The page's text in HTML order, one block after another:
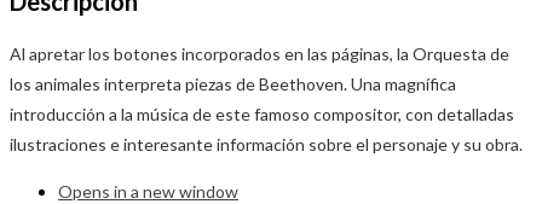
Al apretar los botones incorporados en las páginas, la Orquesta de
los animales interpreta piezas de Beethoven. Una magnífica
introducción a la música de este famoso compositor, con detalladas
ilustraciones e interesante información sobre el personaje y su obra.
Opens in a new window